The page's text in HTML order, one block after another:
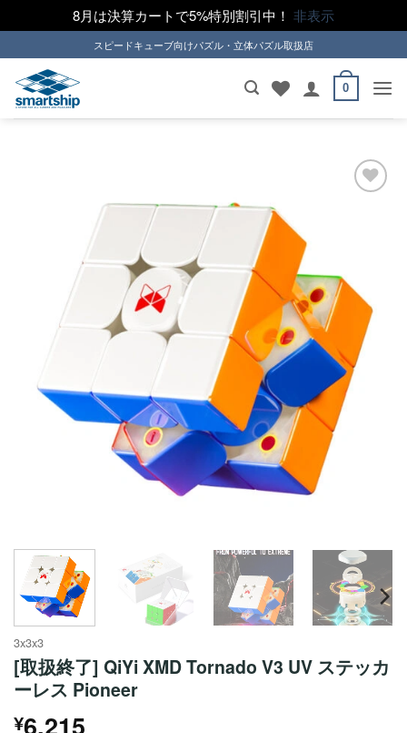
8月は決算カートで5%特別割引中！ 非表示
to
content
スピードキューブ向けパズル・立体パズル取扱店
0
3x3x3
[取扱終了] QiYi XMD Tornado V3 UV ステッカ
ーレス Pioneer
¥6,215